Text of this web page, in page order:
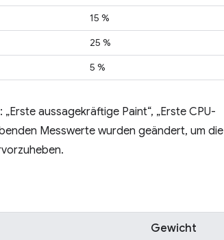
15 %
25 %
5 %
aussagekräftige Paint“, „Erste CPU-
Messwerte wurden geändert, um die
Gewicht